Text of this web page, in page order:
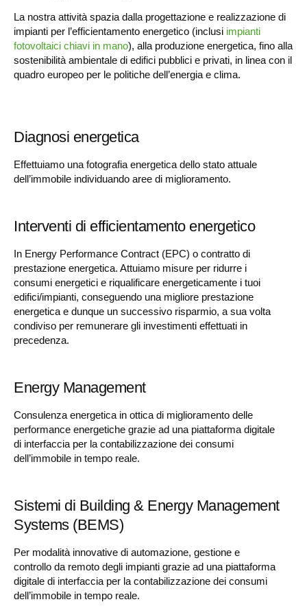
La nostra attività spazia dalla progettazione e realizzazione di
impianti per l’efficientamento energetico (inclusi impianti
fotovoltaici chiavi in mano), alla produzione energetica, fino alla
sostenibilità ambientale di edifici pubblici e privati, in linea con il
quadro europeo per le politiche dell’energia e clima.
Diagnosi energetica
Effettuiamo una fotografia energetica dello stato attuale
dell’immobile individuando aree di miglioramento.
Interventi di efficientamento energetico
In Energy Performance Contract (EPC) o contratto di
prestazione energetica. Attuiamo misure per ridurre i
consumi energetici e riqualificare energeticamente i tuoi
edifici/impianti, conseguendo una migliore prestazione
energetica e dunque un successivo risparmio, a sua volta
condiviso per remunerare gli investimenti effettuati in
precedenza.
Energy Management
Consulenza energetica in ottica di miglioramento delle
performance energetiche grazie ad una piattaforma digitale
di interfaccia per la contabilizzazione dei consumi
dell’immobile in tempo reale.
Sistemi di Building & Energy Management
Systems (BEMS)
Per modalità innovative di automazione, gestione e
controllo da remoto degli impianti grazie ad una piattaforma
digitale di interfaccia per la contabilizzazione dei consumi
dell’immobile in tempo reale.